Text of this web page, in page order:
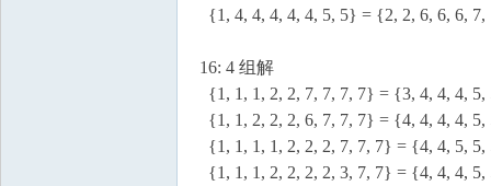
{1, 4, 4, 4, 4, 4, 5, 5} = {2, 2, 6, 6, 6,
16: 4 组解
{1, 1, 1, 2, 2, 7, 7, 7, 7} = {3, 4, 4, 4, 5,
{1, 1, 2, 2, 2, 6, 7, 7, 7} = {4, 4, 4, 4, 5,
{1, 1, 1, 1, 2, 2, 2, 7, 7, 7} = {4, 4, 5, 5,
{1, 1, 1, 2, 2, 2, 2, 3, 7, 7} = {4, 4, 4, 5,